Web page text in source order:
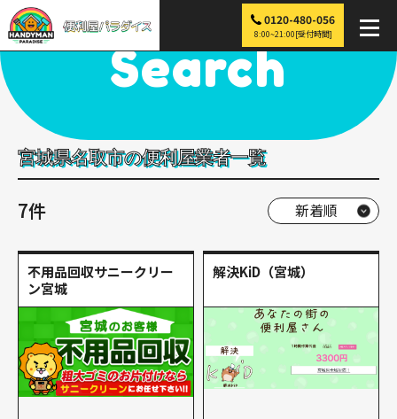
0120-480-056
8:00~21:00[受付時間]
便利屋パラダイス > 探す > 名取市
Search
宮城県名取市の便利屋業者一覧
7件
不用品回収サニークリー
ン宮城
解決KiD（宮城）